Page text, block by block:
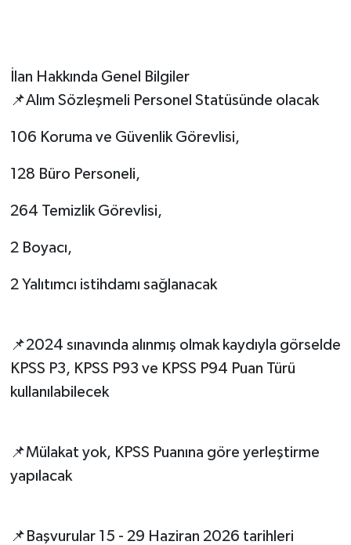
İlan Hakkında Genel Bilgiler
📌Alım Sözleşmeli Personel Statüsünde olacak
106 Koruma ve Güvenlik Görevlisi,
128 Büro Personeli,
264 Temizlik Görevlisi,
2 Boyacı,
2 Yalıtımcı istihdamı sağlanacak
📌2024 sınavında alınmış olmak kaydıyla görselde
KPSS P3, KPSS P93 ve KPSS P94 Puan Türü
kullanılabilecek
📌Mülakat yok, KPSS Puanına göre yerleştirme
yapılacak
📌Başvurular 15 - 29 Haziran 2026 tarihleri